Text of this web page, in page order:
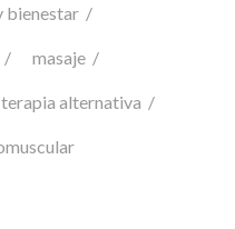
bienestar
masaje
terapia alternativa